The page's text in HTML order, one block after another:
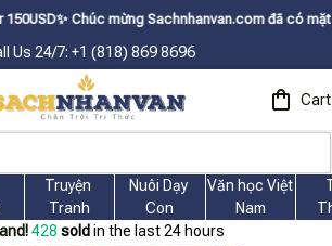
Chúc mừng Sachnhanvan.com đã có mặt hơn 200
Us 24/7: +1 (818) 869 8696
Cart
Truyện
Tranh
Nuôi Dạy
Con
Văn học Việt
Nam
431 sold in the last 24 hours